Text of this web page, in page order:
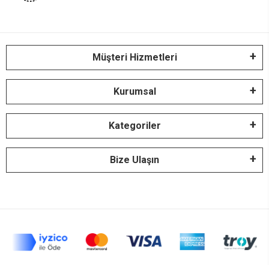
Müşteri Hizmetleri
Kurumsal
Kategoriler
Bize Ulaşın